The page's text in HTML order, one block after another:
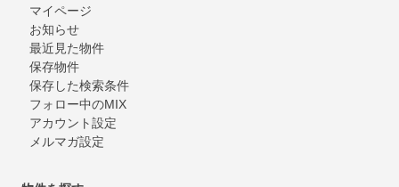
マイページ
お知らせ
最近見た物件
保存物件
保存した検索条件
フォロー中のMIX
アカウント設定
メルマガ設定